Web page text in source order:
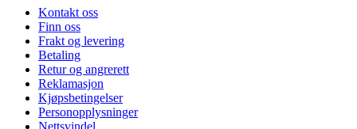
Kontakt oss
Finn oss
Frakt og levering
Betaling
Retur og angrerett
Reklamasjon
Kjøpsbetingelser
Personopplysninger